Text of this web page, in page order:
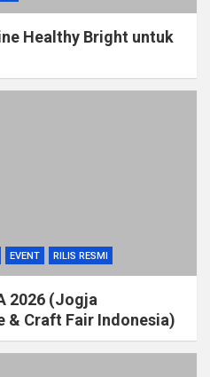
Healthy Bright untuk
EVENT RILIS RESMI
2026 (Jogja
& Craft Fair Indonesia)